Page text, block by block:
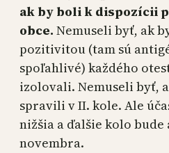
ak by boli k dispozícii
obce. Nemuseli byť, ak
pozitivitou (tam sú
spoľahlivé) každého
izolovali. Nemuseli byť,
spravili v II. kole. Ale
nižšia a ďalšie kolo bude
novembra.